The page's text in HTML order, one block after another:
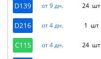
D139 от 9 дн. 24 шт
D216 от 4 дн. 1 шт
C115 от 4 дн. 24 шт